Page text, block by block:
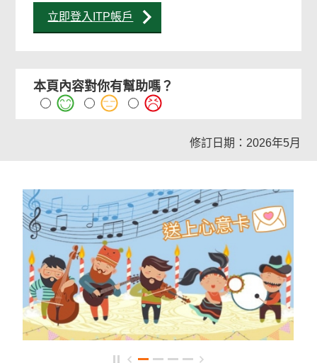
立即登入ITP帳戶
本頁內容對你有幫助嗎？
修訂日期：2026年5月